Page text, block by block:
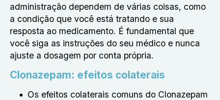
administração dependem de várias coisas, como
a condição que você está tratando e sua
resposta ao medicamento. É fundamental que
você siga as instruções do seu médico e nunca
ajuste a dosagem por conta própria.
Clonazepam: efeitos colaterais
Os efeitos colaterais comuns do Clonazepam